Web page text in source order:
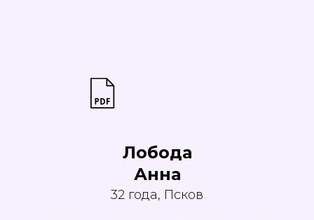
Лобода
Анна
32 года, Псков